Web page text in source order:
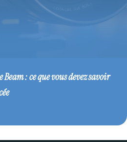
: ce que vous devez savoir